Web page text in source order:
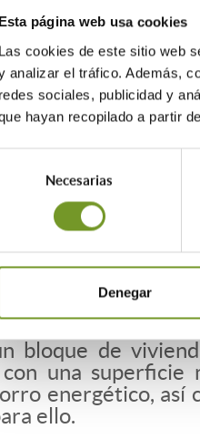
Esta página web usa cookies
Las cookies de este sitio web
analizar el tráfico. Además,
redes sociales, publicidad y
hayan recopilado a partir
Necesarias
Denegar
requerimientos
elaborado
considerada
lograr estos
en una
hogares,
calidad del aire
Alquiler ha
una calificación
la A, la B o la C.
bloque de
una
energético, así
ello.